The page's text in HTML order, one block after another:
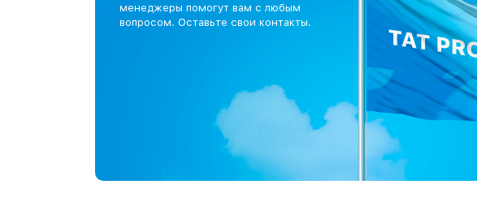
менеджеры помогут вам с любым
вопросом. Оставьте свои контакты.